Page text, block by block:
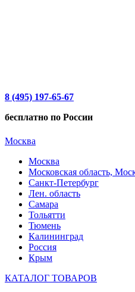
8 (495) 197-65-67
бесплатно по России
Москва
Москва
Московская область,
Санкт-Петербург
Лен. область
Самара
Тольятти
Тюмень
Калининград
Россия
Крым
КАТАЛОГ ТОВАРОВ